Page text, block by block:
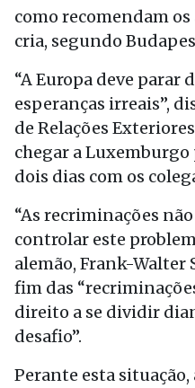
como recomendam
cria, segundo
“A Europa deve parar
esperanças irreais”,
de Relações
chegar a
dois dias com os
“As recriminações
controlar este
alemão, Frank-Walter
fim das
direito a se dividir
desafio”.
Perante esta situação,